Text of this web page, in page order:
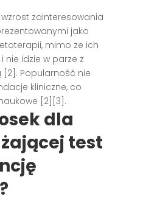
zainteresowania
jako
mimo że ich
nie idzie w parze z
Popularność nie
kliniczne, co
[2][3].
dla
test
?